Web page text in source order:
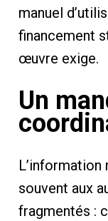
manuel
financement
œuvre exige.
Un
souvent aux
fragmentés :